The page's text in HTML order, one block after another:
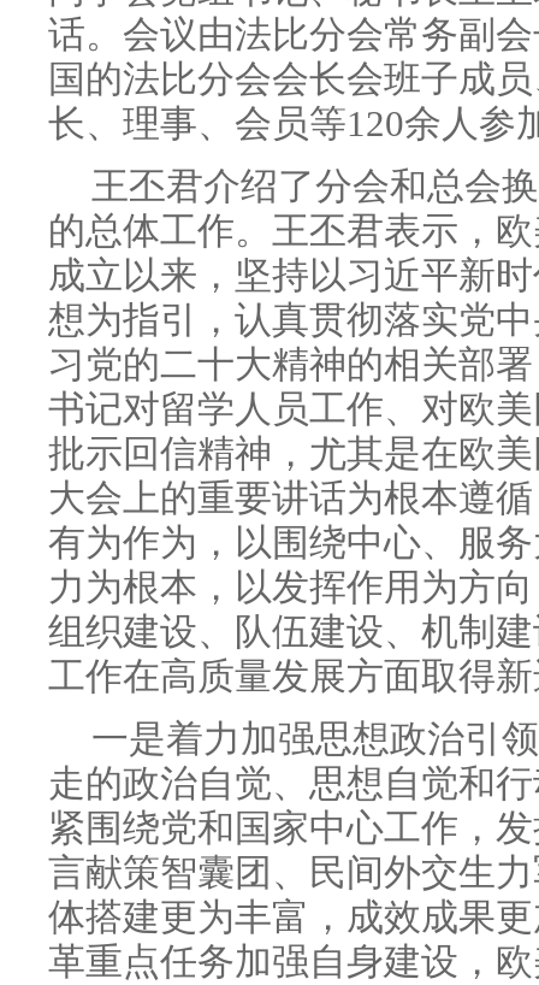
话。会议由法比分会常务副
国的法比分会会长会班子成
长、理事、会员等120余人参
王丕君介绍了分会和总会
的总体工作。王丕君表示，
成立以来，坚持以习近平新
想为指引，认真贯彻落实党
习党的二十大精神的相关部
书记对留学人员工作、对欧
批示回信精神，尤其是在欧
大会上的重要讲话为根本遵
有为作为，以围绕中心、服
力为根本，以发挥作用为方
组织建设、队伍建设、机制
工作在高质量发展方面取得
一是着力加强思想政治引
走的政治自觉、思想自觉和
紧围绕党和国家中心工作，
言献策智囊团、民间外交生
体搭建更为丰富，成效成果
革重点任务加强自身建设，